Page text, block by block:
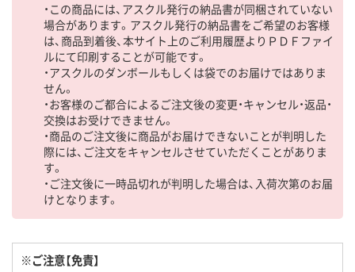
・この商品には、アスクル発行の納品書が同梱されていない
場合があります。アスクル発行の納品書をご希望のお客様
は、商品到着後、本サイト上のご利用履歴よりＰＤＦファイ
ルにて印刷することが可能です。
・アスクルのダンボールもしくは袋でのお届けではありま
せん。
・お客様のご都合によるご注文後の変更・キャンセル・返品・
交換はお受けできません。
・商品のご注文後に商品がお届けできないことが判明した
際には、ご注文をキャンセルさせていただくことがありま
す。
・ご注文後に一時品切れが判明した場合は、入荷次第のお届
けとなります。
※ご注意【免責】